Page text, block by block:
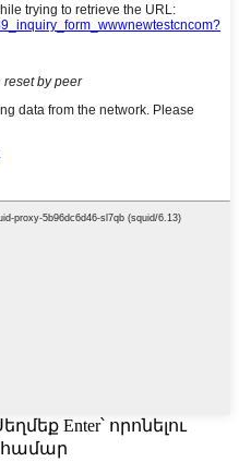
Enter՝ որոնելու
համար